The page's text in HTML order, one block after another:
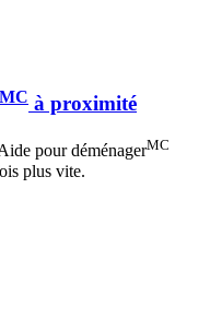
MC à proximité
pour déménagerMC
plus vite.